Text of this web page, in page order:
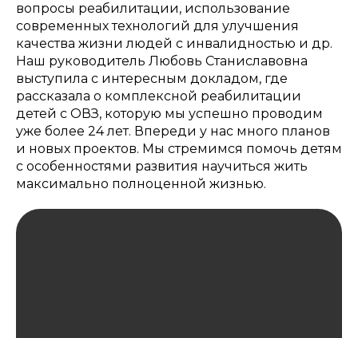
вопросы реабилитации, использование
современных технологий для улучшения
качества жизни людей с инвалидностью и др.
Наш руководитель Любовь Станиславовна
выступила с интересным докладом, где
рассказала о комплексной реабилитации
детей с ОВЗ, которую мы успешно проводим
уже более 24 лет. Впереди у нас много планов
и новых проектов. Мы стремимся помочь детям
с особенностями развития научиться жить
максимально полноценной жизнью.